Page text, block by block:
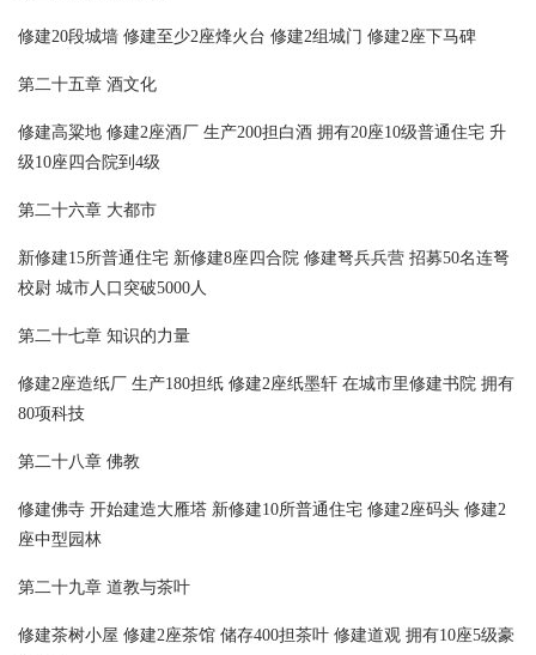
修建20段城墙 修建至少2座烽火台 修建2组城门 修建2座下马碑
第二十五章 酒文化
修建高粱地 修建2座酒厂 生产200担白酒 拥有20座10级普通住宅 升
级10座四合院到4级
第二十六章 大都市
新修建15所普通住宅 新修建8座四合院 修建弩兵兵营 招募50名连弩
校尉 城市人口突破5000人
第二十七章 知识的力量
修建2座造纸厂 生产180担纸 修建2座纸墨轩 在城市里修建书院 拥有
80项科技
第二十八章 佛教
修建佛寺 开始建造大雁塔 新修建10所普通住宅 修建2座码头 修建2
座中型园林
第二十九章 道教与茶叶
修建茶树小屋 修建2座茶馆 储存400担茶叶 修建道观 拥有10座5级豪